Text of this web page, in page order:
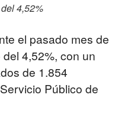
4,52%
el pasado mes de
4,52%, con un
de 1.854
Público de